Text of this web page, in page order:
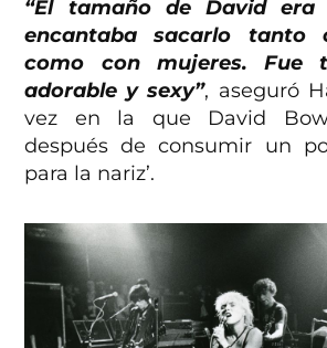
“El tamaño de David
encantaba sacarlo tanto
como con mujeres. Fue
adorable y sexy”, aseguró
vez en la que David
después de consumir un
para la nariz’.